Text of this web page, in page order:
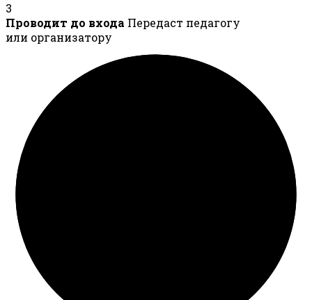
3
Проводит до входа Передаст педагогу
или организатору